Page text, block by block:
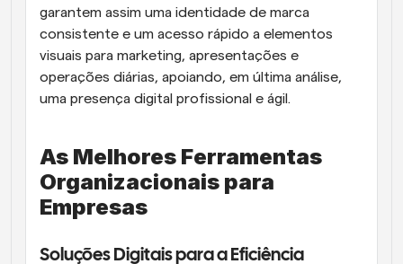
garantem assim uma identidade de marca
consistente e um acesso rápido a elementos
visuais para marketing, apresentações e
operações diárias, apoiando, em última análise,
uma presença digital profissional e ágil.
As Melhores Ferramentas
Organizacionais para
Empresas
Soluções Digitais para a Eficiência